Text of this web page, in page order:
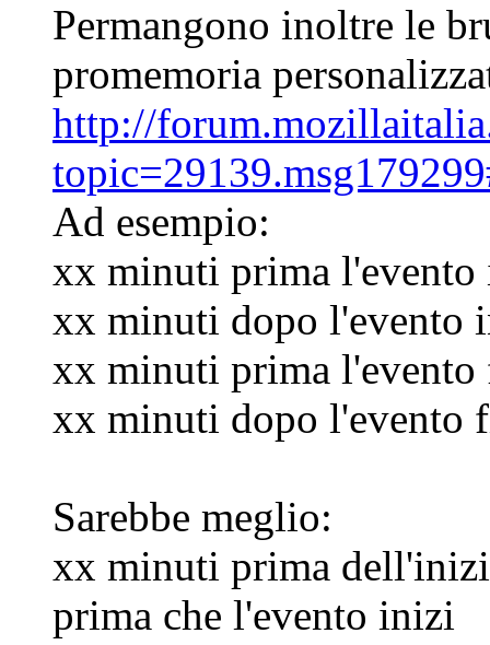
Permangono inoltre le
promemoria
http://
Ad esempio:
xx minuti prima l'evento
xx minuti dopo l'evento
xx minuti prima l'evento
xx minuti dopo l'evento
Sarebbe meglio:
xx minuti prima
prima che l'evento inizi